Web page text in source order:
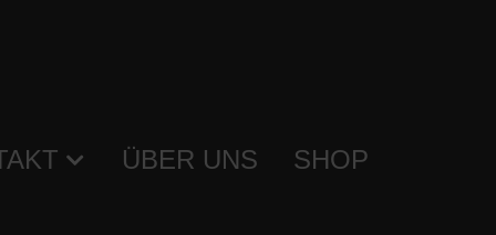
ÜBER UNS SHOP